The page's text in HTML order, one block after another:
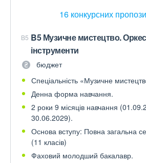
16 конкурсних
B5 B5 Музичне мистецтво.
інструменти
бюджет
Спеціальність «Музичне
Денна форма навчання.
2 роки 9 місяців навчання
30.06.2029).
Основа вступу: Повна загальна
(11 класів)
Фаховий молодший бакалавр.